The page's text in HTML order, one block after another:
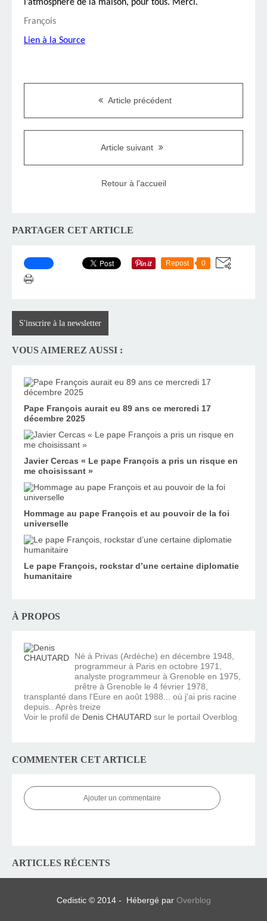
l’atmosphère de la maison, pour tous. Merci.
François
Lien à la Source
Article précédent
Article suivant
Retour à l'accueil
PARTAGER CET ARTICLE
Repost 0
S'inscrire à la newsletter
VOUS AIMEREZ AUSSI :
Pape François aurait eu 89 ans ce mercredi 17
décembre 2025
Javier Cercas « Le pape François a pris un risque en
me choisissant »
Hommage au pape François et au pouvoir de la foi
universelle
Le pape François, rockstar d’une certaine diplomatie
humanitaire
À PROPOS
Né à Privas (Ardèche) en décembre 1948,
programmeur à Paris en octobre 1971,
analyste programmeur à Grenoble en 1975,
prêtre à Grenoble le 4 février 1978,
transplanté dans l'Eure en août 1988... où j'ai pris racine
depuis.. Après treize
Voir le profil de Denis CHAUTARD sur le portail Overblog
COMMENTER CET ARTICLE
Ajouter un commentaire
ARTICLES RÉCENTS
Cedistic © 2014 - Hébergé par Overblog